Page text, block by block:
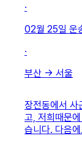
·
02월 25일 운
·
부산 → 서울
장전동에서 사
고, 저희때문
습니다. 다음